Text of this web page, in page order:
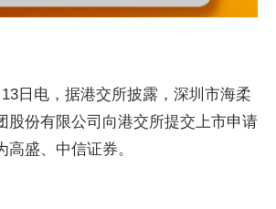
日电，据港交所披露，深圳市海柔
股份有限公司向港交所提交上市申请
盛、中信证券。